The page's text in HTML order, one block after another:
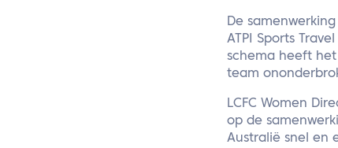
De
ATPI Sports
schema heeft
team
LCFC Women
op de
Australië snel en